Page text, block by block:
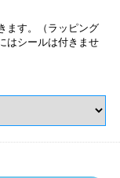
ます。（ラッピング
はシールは付きませ